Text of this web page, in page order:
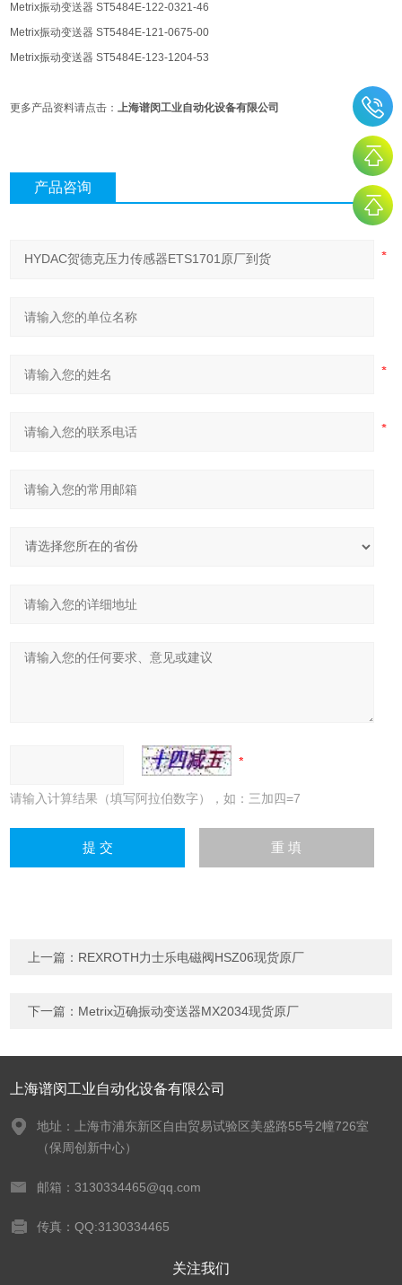
Metrix振动变送器 ST5484E-122-0321-46
Metrix振动变送器 ST5484E-121-0675-00
Metrix振动变送器 ST5484E-123-1204-53
更多产品资料请点击：上海谱闵工业自动化设备有限公司
产品咨询
请输入计算结果（填写阿拉伯数字），如：三加四=7
上一篇： REXROTH力士乐电磁阀HSZ06现货原厂
下一篇： Metrix迈确振动变送器MX2034现货原厂
上海谱闵工业自动化设备有限公司
地址：上海市浦东新区自由贸易试验区美盛路55号2幢726室
（保周创新中心）
邮箱：3130334465@qq.com
传真：QQ:3130334465
关注我们